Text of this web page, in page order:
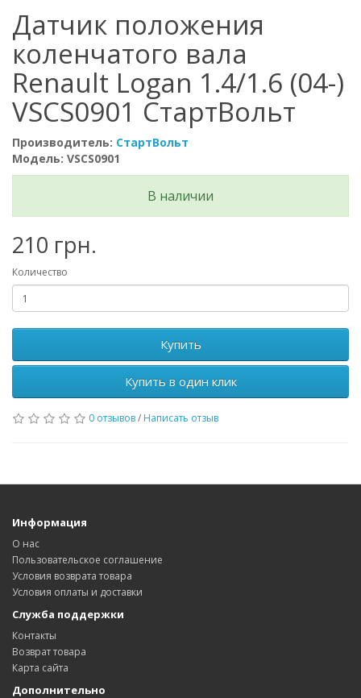
Датчик положения
коленчатого вала
Renault Logan 1.4/1.6 (04-)
VSCS0901 СтартВольт
Производитель: СтартВольт
Модель: VSCS0901
В наличии
210 грн.
Количество
Купить
Купить в один клик
0 отзывов/ Написать отзыв
Информация
О нас
Пользовательское соглашение
Условия возврата товара
Условия оплаты и доставки
Служба поддержки
Контакты
Возврат товара
Карта сайта
Дополнительно